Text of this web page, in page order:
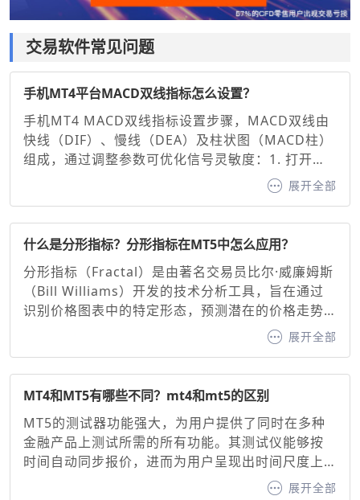
交易软件常见问题
手机MT4平台MACD双线指标怎么设置？
手机MT4 MACD双线指标设置步骤，MACD双线由
快线（DIF）、慢线（DEA）及柱状图（MACD柱）
组成，通过调整参数可优化信号灵敏度：1. 打开图
表并添加指标：在MT4手机端选择交易品种图表，
点击底部“指标”按钮，搜索并添加“MACD”。2. 基础
（26周期EMA）、信号线（9周期EMA）。调整建
议：快线与慢线：缩短周期（如10/20）可增强灵敏
度，延长周期（如20/50）可过滤噪音。信号线：通
常固定为9周期EMA，用于确认买卖信号。
展开全部
什么是分形指标？分形指标在MT5中怎么应用？
分形指标（Fractal）是由著名交易员比尔·威廉姆斯
（Bill Williams）开发的技术分析工具，旨在通过
识别价格图表中的特定形态，预测潜在的价格走势
并生成看涨或看跌信号。其核心原理基于混沌理论
中的自相似性原则，通过识别价格的高点或低点形
力位。分形指标作为MT5交易平台内置的经典工
具，为交易者提供了直观的价格转折点识别方法。
展开全部
MT4和MT5有哪些不同？mt4和mt5的区别
MT5的测试器功能强大，为用户提供了同时在多种
金融产品上测试所需的所有功能。其测试仪能够按
时间自动同步报价，进而为用户呈现出时间尺度上
清晰同步的盈利能力曲线。相比之下，MT4 则不具
展开全部